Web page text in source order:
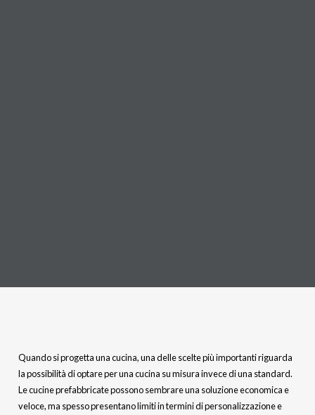
Quando si progetta una cucina, una delle scelte più importanti riguarda
la possibilità di optare per una cucina su misura invece di una standard.
Le cucine prefabbricate possono sembrare una soluzione economica e
veloce, ma spesso presentano limiti in termini di personalizzazione e